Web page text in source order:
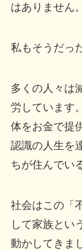
はありません。
私もそうだっ
多くの人々は
労しています
体をお金で提
認識の人生を
ちが住んでい
社会はこの「
して家族とい
動かしてきま